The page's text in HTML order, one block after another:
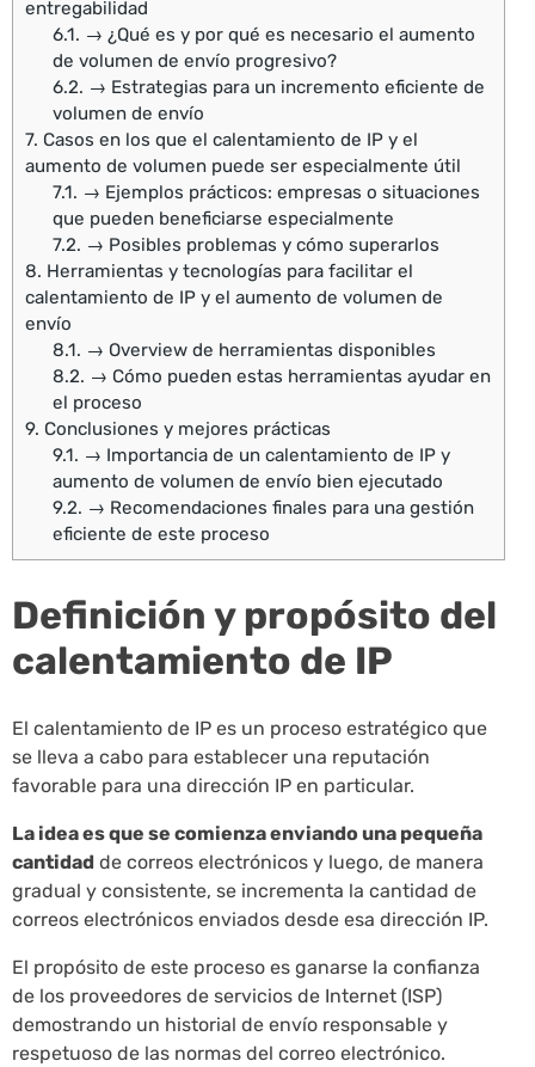
entregabilidad
6.1. → ¿Qué es y por qué es necesario el aumento
de volumen de envío progresivo?
6.2. → Estrategias para un incremento eficiente de
volumen de envío
7. Casos en los que el calentamiento de IP y el
aumento de volumen puede ser especialmente útil
7.1. → Ejemplos prácticos: empresas o situaciones
que pueden beneficiarse especialmente
7.2. → Posibles problemas y cómo superarlos
8. Herramientas y tecnologías para facilitar el
calentamiento de IP y el aumento de volumen de
envío
8.1. → Overview de herramientas disponibles
8.2. → Cómo pueden estas herramientas ayudar en
el proceso
9. Conclusiones y mejores prácticas
9.1. → Importancia de un calentamiento de IP y
aumento de volumen de envío bien ejecutado
9.2. → Recomendaciones finales para una gestión
eficiente de este proceso
Definición y propósito del
calentamiento de IP
El calentamiento de IP es un proceso estratégico que
se lleva a cabo para establecer una reputación
favorable para una dirección IP en particular.
La idea es que se comienza enviando una pequeña
cantidad de correos electrónicos y luego, de manera
gradual y consistente, se incrementa la cantidad de
correos electrónicos enviados desde esa dirección IP.
El propósito de este proceso es ganarse la confianza
de los proveedores de servicios de Internet (ISP)
demostrando un historial de envío responsable y
respetuoso de las normas del correo electrónico.